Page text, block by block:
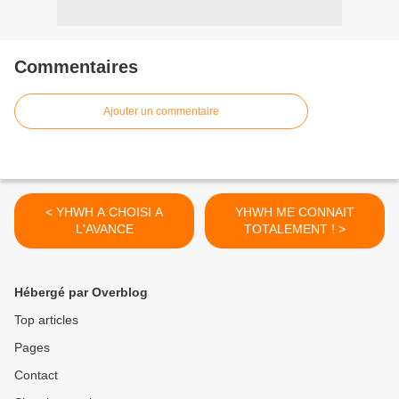
Commentaires
Ajouter un commentaire
< YHWH A CHOISI A
L'AVANCE
YHWH ME CONNAIT
TOTALEMENT ! >
Hébergé par Overblog
Top articles
Pages
Contact